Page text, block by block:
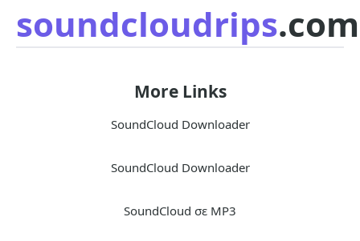
soundcloudrips.com
More Links
SoundCloud Downloader
SoundCloud Downloader
SoundCloud σε MP3